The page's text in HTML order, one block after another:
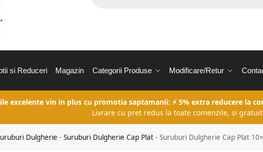
si Reduceri Magazin Categorii Produse Modificare/Retur
excelente vin in plus cu promotia saptamanii: ⚡ 5% extra reducere la
Livrare cu pret redus la toate comenzile, si
Dulgherie -Suruburi Dulgherie Cap Plat -Suruburi Dulgherie Cap Plat